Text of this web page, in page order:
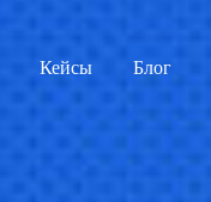
Кейсы Блог